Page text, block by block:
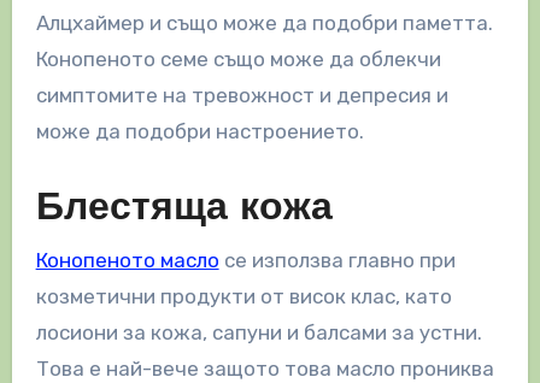
Алцхаймер и също може да подобри паметта.
Конопеното семе също може да облекчи
симптомите на тревожност и депресия и
може да подобри настроението.
Блестяща кожа
Конопеното масло се използва главно при
козметични продукти от висок клас, като
лосиони за кожа, сапуни и балсами за устни.
Това е най-вече защото това масло прониква